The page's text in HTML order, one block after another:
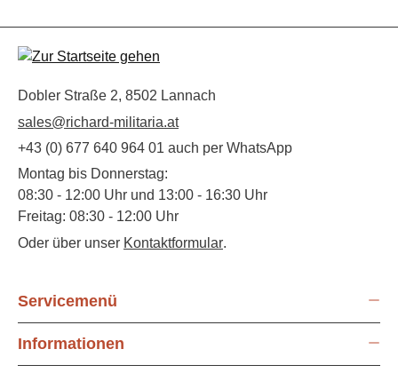
Dobler Straße 2, 8502 Lannach
sales@richard-militaria.at
+43 (0) 677 640 964 01 auch per WhatsApp
Montag bis Donnerstag:
08:30 - 12:00 Uhr und 13:00 - 16:30 Uhr
Freitag: 08:30 - 12:00 Uhr
Oder über unser Kontaktformular.
Servicemenü
Informationen